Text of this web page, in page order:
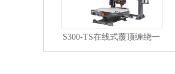
S300-TS在线式覆顶缠绕一
体机